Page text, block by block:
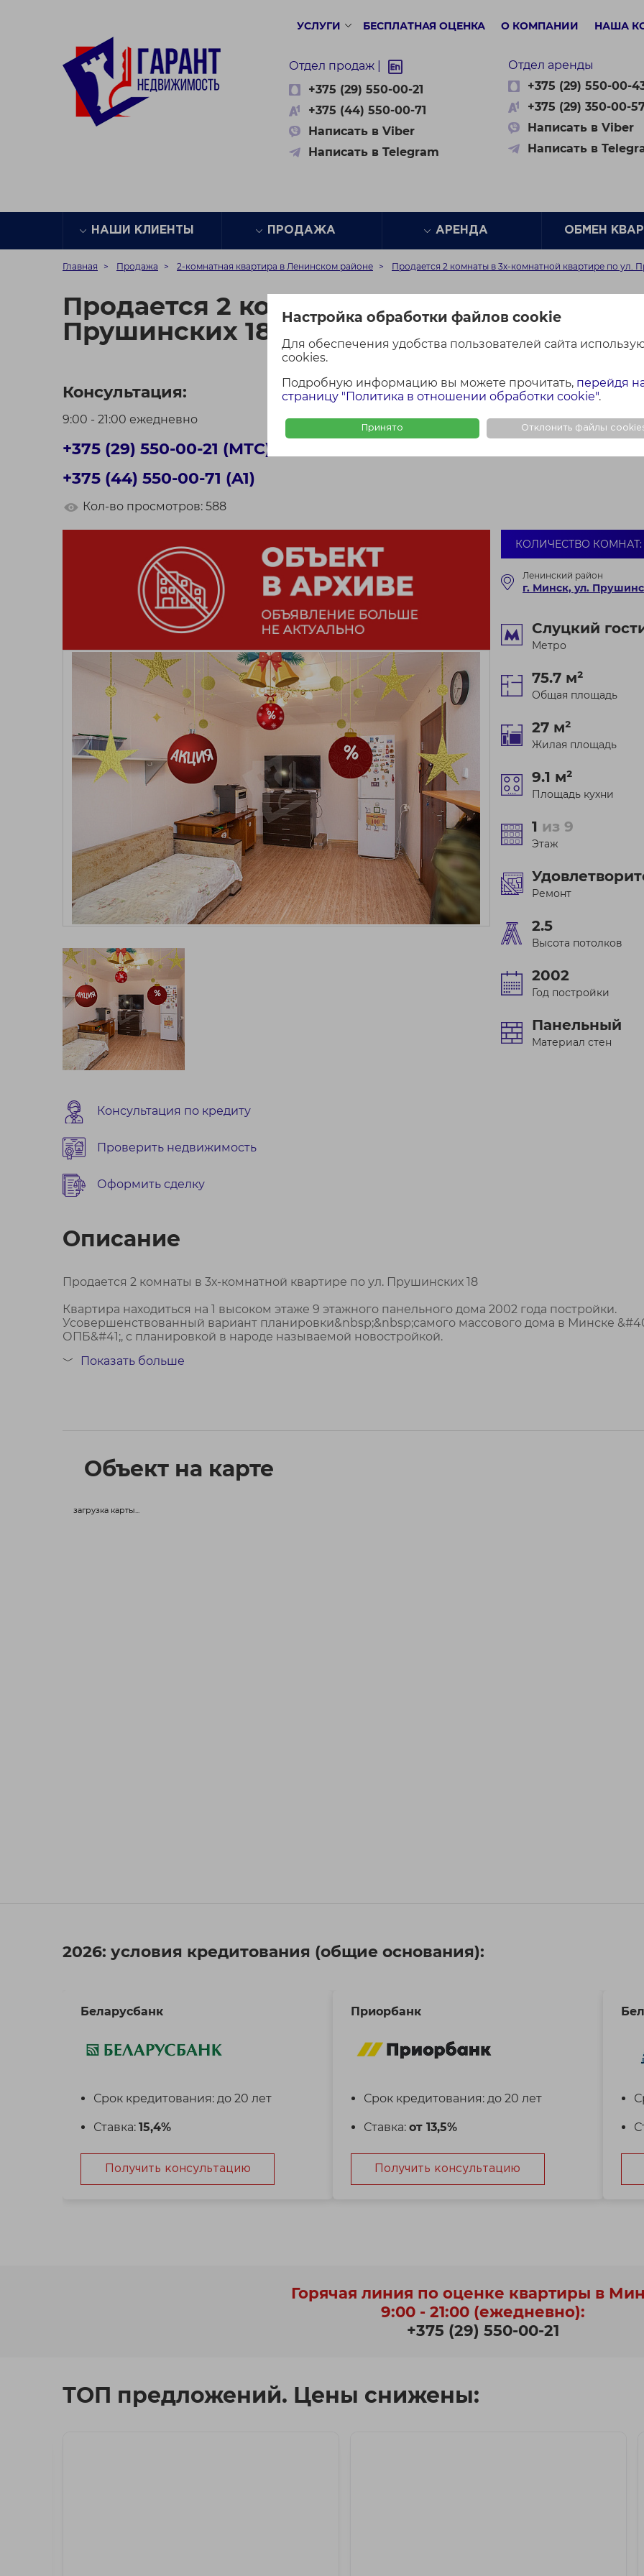
Настройка обработки файлов cookie
Для обеспечения удобства пользователей сайта
cookies.
Подробную информацию вы можете прочитать, перейдя
страницу "Политика в отношении обработки cookie".
Принято Отклонить файлы
УСЛУГИ БЕСПЛАТНАЯ ОЦЕНКА О КОМПАНИИ НАША
Отдел продаж |
+375 (29) 550-00-21
+375 (44) 550-00-71
Написать в Viber
Написать в Telegram
Отдел аренды
+375 (29) 550-00-
+375 (29) 350-00-
Написать в Viber
Написать в
НАШИ КЛИЕНТЫ ПРОДАЖА АРЕНДА ОБМЕН
Главная Продажа 2-комнатная квартира в Ленинском районе Продается 2 комнаты в 3х-комнатной квартире по ул.
Продается 2 комнаты в 3х-комнатной
Прушинских 18
Консультация:
9:00 - 21:00 ежедневно
+375 (29) 550-00-21 (МТС)
+375 (44) 550-00-71 (A1)
Кол-во просмотров: 588
Консультация по кредиту
Проверить недвижимость
Оформить сделку
КОЛИЧЕСТВО КОМНАТ:
Ленинский район
г. Минск, ул.
Слуцкий
Метро
75.7 м²
Общая площадь
27 м²
Жилая площадь
9.1 м²
Площадь кухни
1 из 9
Этаж
Ремонт
2.5
Высота потолков
2002
Год постройки
Панельный
Материал стен
Описание
Продается 2 комнаты в 3х-комнатной квартире по ул. Прушинских 18
Квартира находиться на 1 высоком этаже 9 этажного панельного дома 2002 года постройки.
Усовершенствованный вариант планировки&nbsp;&nbsp;самого массового дома в Минске
ОПБ&#41;, с планировкой в народе называемой новостройкой.
﹀ Показать больше
Объект на карте
загрузка карты...
2026: условия кредитования (общие основания):
Беларусбанк
Срок кредитования: до 20 лет
Ставка: 15,4%
Получить консультацию
Приорбанк
Срок кредитования: до 20 лет
Ставка: от 13,5%
Получить консультацию
Горячая линия по оценке квартиры в
9:00 - 21:00 (ежедневно):
+375 (29) 550-00-21
ТОП предложений. Цены снижены: